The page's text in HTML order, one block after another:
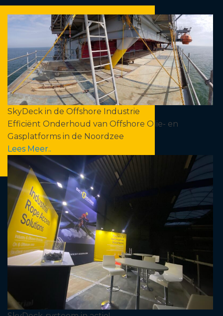
SkyDeck in de Offshore Industrie
Efficiënt Onderhoud van Offshore Olie- en
Gasplatforms in de Noordzee
Lees Meer..